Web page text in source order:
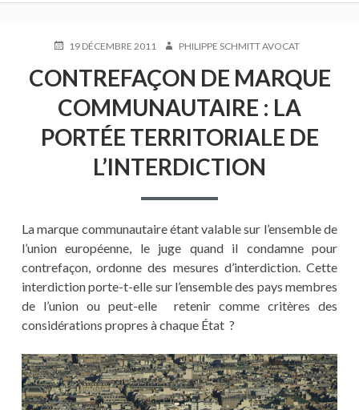
PUBLIÉ19 DÉCEMBRE 2011 AUTEURPHILIPPE SCHMITT AVOCAT
CONTREFAÇON DE MARQUE
COMMUNAUTAIRE : LA
PORTÉE TERRITORIALE DE
L’INTERDICTION
La marque communautaire étant valable sur l’ensemble de
l’union européenne, le juge quand il condamne pour
contrefaçon, ordonne des mesures d’interdiction. Cette
interdiction porte-t-elle sur l’ensemble des pays membres
de l’union ou peut-elle retenir comme critères des
considérations propres à chaque État ?